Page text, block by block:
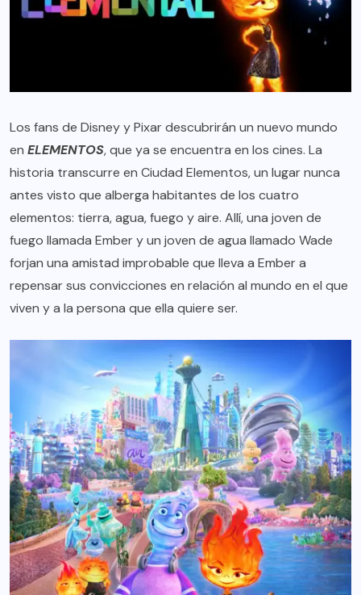
Los fans de Disney y Pixar descubrirán un nuevo mundo
en ELEMENTOS, que ya se encuentra en los cines. La
historia transcurre en Ciudad Elementos, un lugar nunca
antes visto que alberga habitantes de los cuatro
elementos: tierra, agua, fuego y aire. Allí, una joven de
fuego llamada Ember y un joven de agua llamado Wade
forjan una amistad improbable que lleva a Ember a
repensar sus convicciones en relación al mundo en el que
viven y a la persona que ella quiere ser.